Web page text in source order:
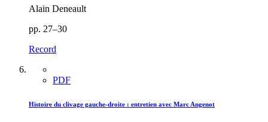
Alain Deneault
pp. 27–30
Record
PDF
Histoire du clivage gauche-droite : entretien avec Marc Angenot